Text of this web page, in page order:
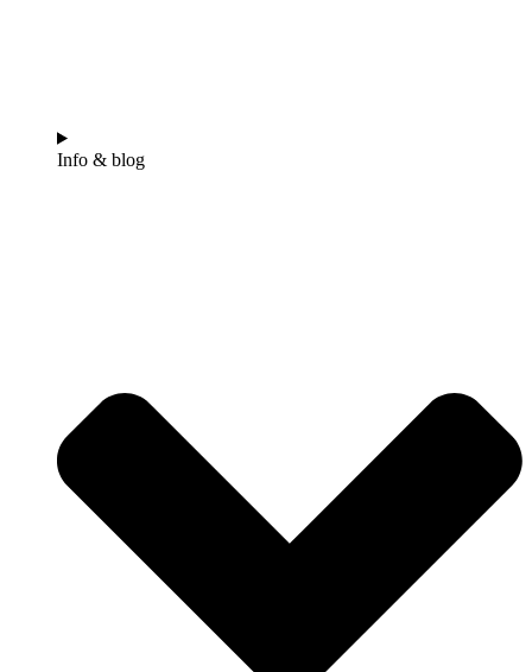
Info & blog